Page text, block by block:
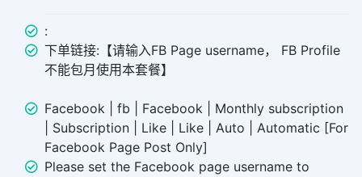
:
下单链接:【请输入FB Page username， FB Profile
不能包月使用本套餐】
Facebook | fb | Facebook | Monthly subscription
| Subscription | Like | Like | Auto | Automatic [For
Facebook Page Post Only]
Please set the Facebook page username to